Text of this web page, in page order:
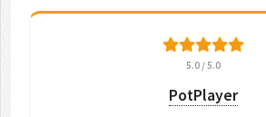
5.0 / 5.0
PotPlayer